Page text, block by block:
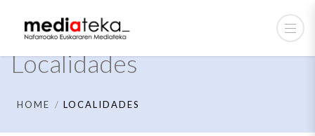
Localidades
HOME LOCALIDADES